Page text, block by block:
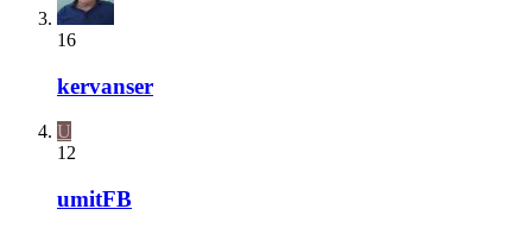
16
kervanser
U
12
umitFB